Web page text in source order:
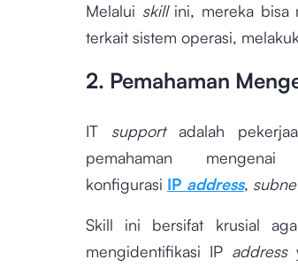
Melalui skillini, mereka bisa
terkait sistem operasi,
2. Pemahaman
IT supportadalah
pemahaman
konfigurasi IP address,
Skill ini bersifat krusial
mengidentifikasi IP address